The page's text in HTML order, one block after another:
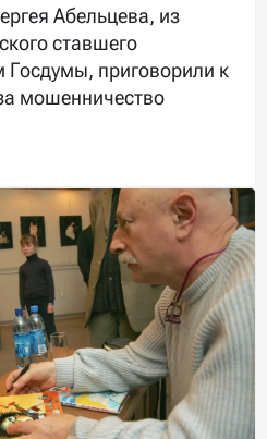
Абельцева, из
ставшего
Госдумы, приговорили к
мошенничество